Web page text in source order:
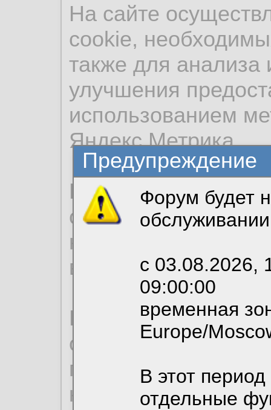
Предупреждение
Форум будет
с 03.08.2026,
09:00:00
временная
Europe/
В этот
отдельные
На сайте
cookie,
также для анализа
улучшения
использованием
Яндекс.Метрика.
Продолжая
согласие на
необходимых для
вы можете
По
ознакомиться с
пользовательским